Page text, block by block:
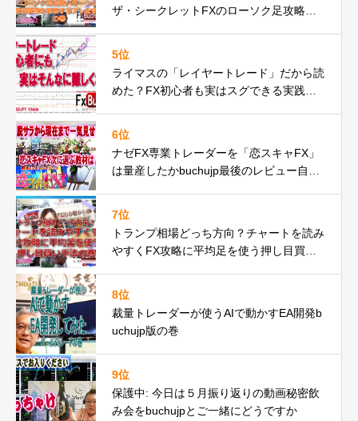
ザ・シークレットFXのローソク足攻略の
5位
ライマスの「レイヤートレード」だから読
めた？FX初心者も実はスグできる実践動
6位
ナゼFX専業トレーダーを「恋スキャFX」
は量産したかbuchujp最後のレビュー自分
7位
トランプ相場どっち方向？チャートを読み
やすくFX攻略に平均足を使う押し目買い
8位
裁量トレーダーが使うAIで動かすEA開発b
uchujp版の巻
9位
保護中: 今日は５月振り返りの動画秘密飲
み会をbuchujpとご一緒にどうですか